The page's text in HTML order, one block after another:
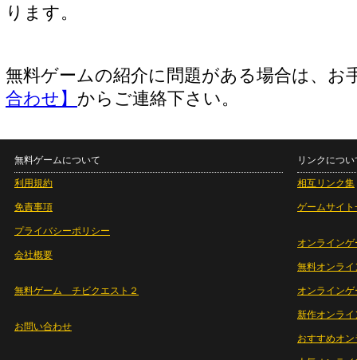
ります。
無料ゲームの紹介に問題がある場合は、お
合わせ】 からご連絡下さい。
無料ゲームについて
利用規約
免責事項
プライバシーポリシー
会社概要
無料ゲーム チビクエスト２
お問い合わせ
リンクについ
相互リンク集
ゲームサイト
オンラインゲ
無料オンライ
オンライン
新作オンライ
おすすめオ